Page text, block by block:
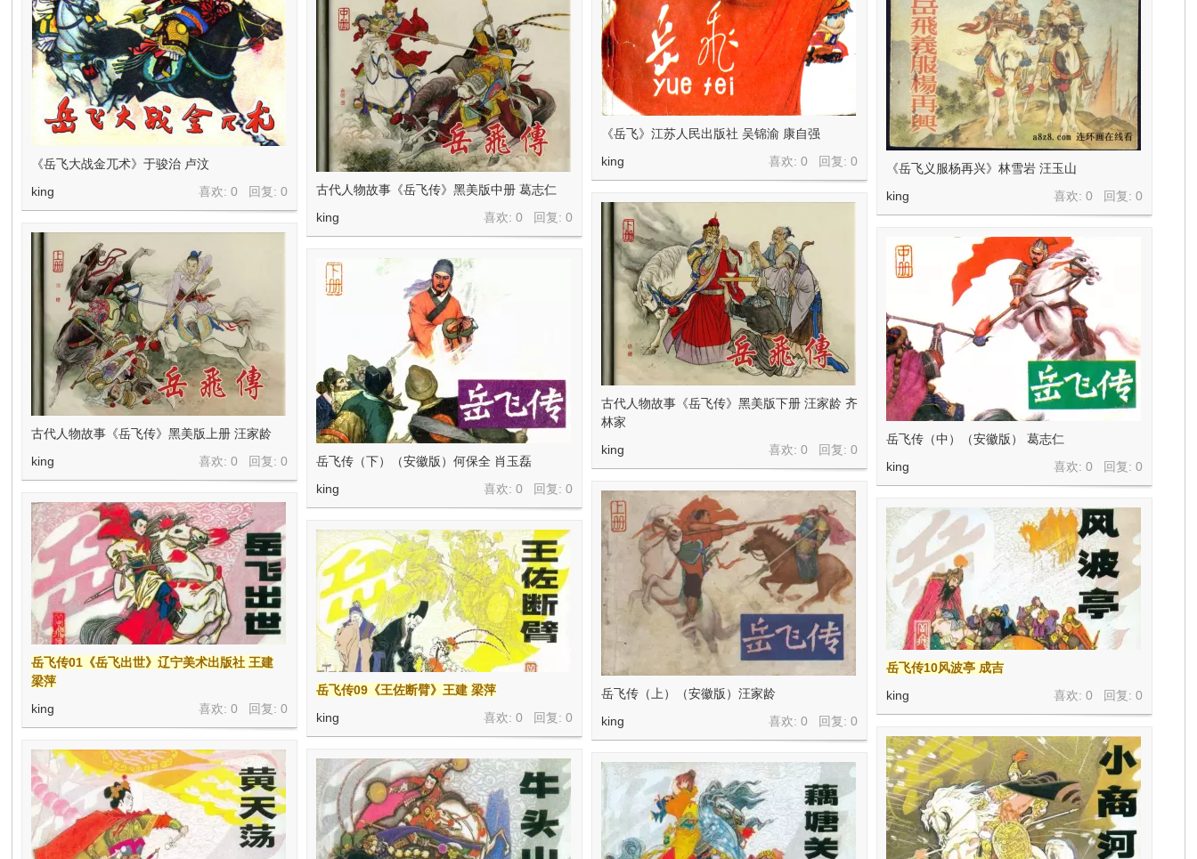
《岳飞》江苏人民出版社 吴锦渝 康自强
喜欢: 0 回复:0
king
《岳飞大战金兀术》于骏治 卢汶
喜欢: 0 回复:0
king
《岳飞义服杨再兴》林雪岩 汪玉山
喜欢: 0 回复:0
king
古代人物故事《岳飞传》黑美版中册 葛志仁
喜欢: 0 回复:0
king
古代人物故事《岳飞传》黑美版下册 汪家龄 齐
林家
喜欢: 0 回复:0
king
古代人物故事《岳飞传》黑美版上册 汪家龄
喜欢: 0 回复:0
king
岳飞传（中）（安徽版） 葛志仁
喜欢: 0 回复:0
king
岳飞传（下）（安徽版）何保全 肖玉磊
喜欢: 0 回复:0
king
岳飞传（上）（安徽版）汪家龄
喜欢: 0 回复:0
king
岳飞传01《岳飞出世》辽宁美术出版社 王建
梁萍
喜欢: 0 回复:0
king
岳飞传10风波亭 成吉
喜欢: 0 回复:0
king
岳飞传09《王佐断臂》王建 梁萍
喜欢: 0 回复:0
king